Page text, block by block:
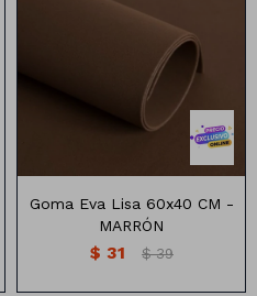
Goma Eva Lisa 60x40 CM -
MARRÓN
$ 31 $ 39